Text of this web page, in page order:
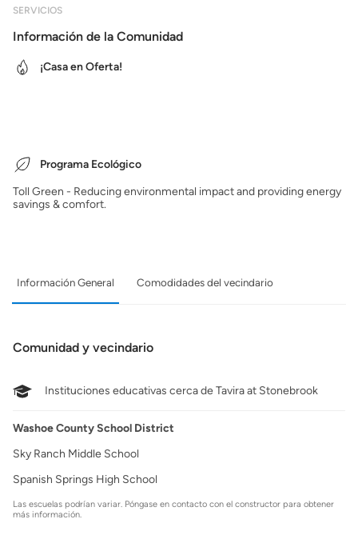
SERVICIOS
Información de la Comunidad
¡Casa en Oferta!
Programa Ecológico
Toll Green - Reducing environmental impact and providing energy
savings & comfort.
Información General Comodidades del vecindario
Comunidad y vecindario
Instituciones educativas cerca de Tavira at Stonebrook
Washoe County School District
Sky Ranch Middle School
Spanish Springs High School
Las escuelas podrían variar. Póngase en contacto con el constructor para obtener
más información.